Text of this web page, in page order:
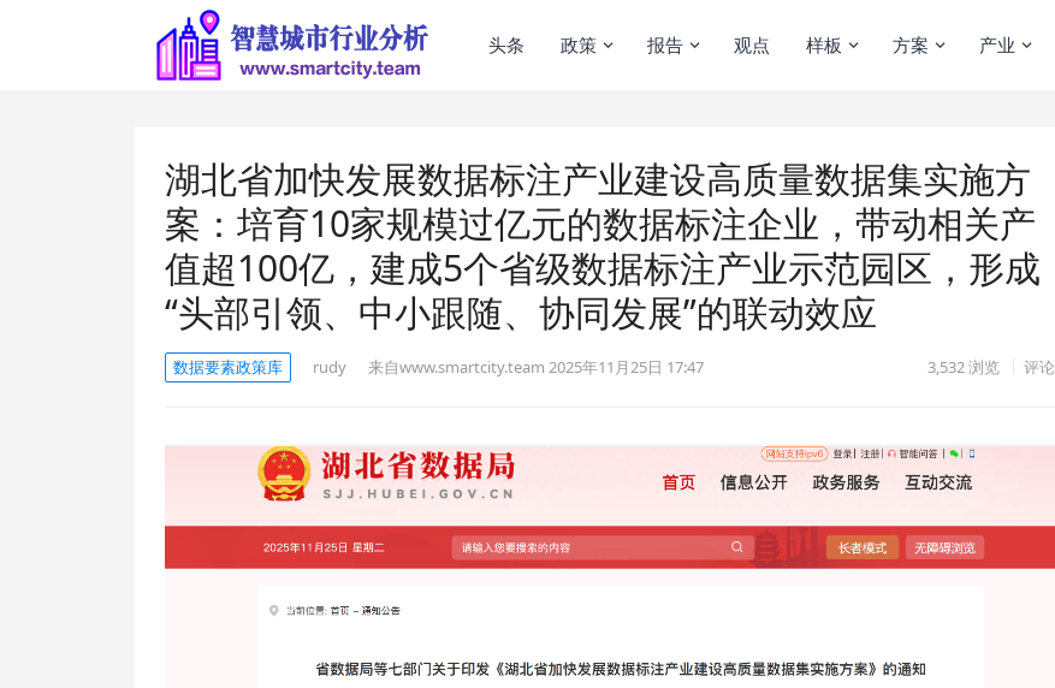
头条 政策 报告 观点 样板 方案 产业
湖北省加快发展数据标注产业建设高质量数据集实施方
案：培育10家规模过亿元的数据标注企业，带动相关产
值超100亿，建成5个省级数据标注产业示范园区，形成
“头部引领、中小跟随、协同发展”的联动效应
数据要素政策库 rudy 来自www.smartcity.team 2025年11月25日 17:47 3,532浏览 评论